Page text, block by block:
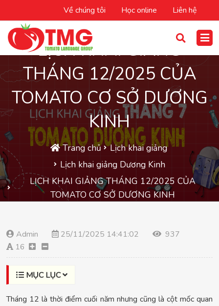
Về chúng tôi Học online Liên hệ
LỊCH KHAI GIẢNG
THÁNG 12/2025 CỦA
TOMATO CƠ SỞ DƯƠNG
KINH
Trang chủ
Lịch khai giảng
Lịch khai giảng Dương Kinh
LỊCH KHAI GIẢNG THÁNG 12/2025 CỦA
TOMATO CƠ SỞ DƯƠNG KINH
Admin 25/11/2025 14:41:02
937
16
MỤC LỤC
Tháng 12 là thời điểm cuối năm nhưng cũng là cột mốc quan